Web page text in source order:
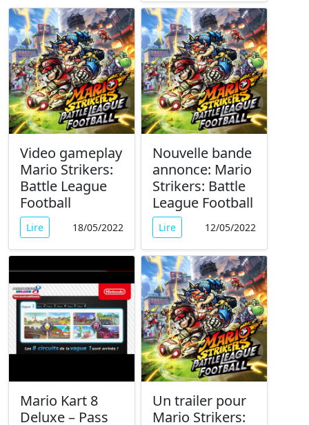
Video gameplay
Mario Strikers:
Battle League
Football
Lire 18/05/2022
Nouvelle bande
annonce: Mario
Strikers: Battle
League Football
Lire 12/05/2022
Mario Kart 8
Deluxe – Pass
Un trailer pour
Mario Strikers: